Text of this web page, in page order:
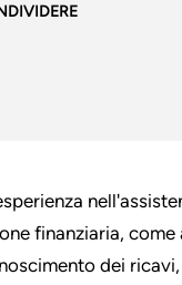
finanziaria,
dei